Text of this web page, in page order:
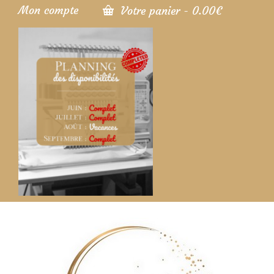
Mon compte Votre panier - 0.00€